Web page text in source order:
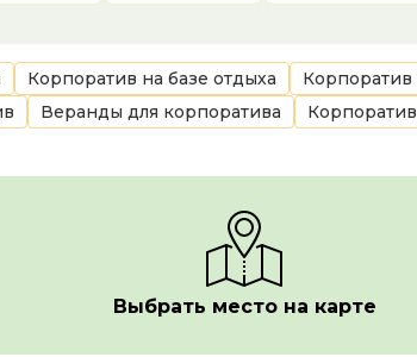
Корпоратив на базе отдыха Корпоратив
Веранды для корпоратива
Выбрать место на карте